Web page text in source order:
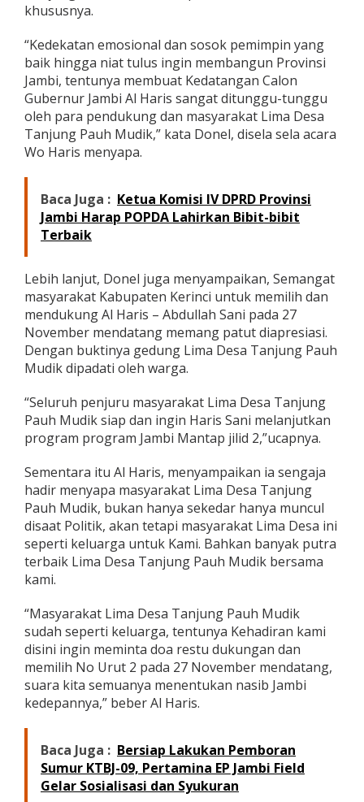
khususnya.
“Kedekatan emosional dan sosok pemimpin yang
baik hingga niat tulus ingin membangun Provinsi
Jambi, tentunya membuat Kedatangan Calon
Gubernur Jambi Al Haris sangat ditunggu-tunggu
oleh para pendukung dan masyarakat Lima Desa
Tanjung Pauh Mudik,” kata Donel, disela sela acara
Wo Haris menyapa.
Baca Juga : Ketua Komisi IV DPRD Provinsi
Jambi Harap POPDA Lahirkan Bibit-bibit
Terbaik
Lebih lanjut, Donel juga menyampaikan, Semangat
masyarakat Kabupaten Kerinci untuk memilih dan
mendukung Al Haris – Abdullah Sani pada 27
November mendatang memang patut diapresiasi.
Dengan buktinya gedung Lima Desa Tanjung Pauh
Mudik dipadati oleh warga.
“Seluruh penjuru masyarakat Lima Desa Tanjung
Pauh Mudik siap dan ingin Haris Sani melanjutkan
program program Jambi Mantap jilid 2,”ucapnya.
Sementara itu Al Haris, menyampaikan ia sengaja
hadir menyapa masyarakat Lima Desa Tanjung
Pauh Mudik, bukan hanya sekedar hanya muncul
disaat Politik, akan tetapi masyarakat Lima Desa ini
seperti keluarga untuk Kami. Bahkan banyak putra
terbaik Lima Desa Tanjung Pauh Mudik bersama
kami.
“Masyarakat Lima Desa Tanjung Pauh Mudik
sudah seperti keluarga, tentunya Kehadiran kami
disini ingin meminta doa restu dukungan dan
memilih No Urut 2 pada 27 November mendatang,
suara kita semuanya menentukan nasib Jambi
kedepannya,” beber Al Haris.
Baca Juga : Bersiap Lakukan Pemboran
Sumur KTBJ-09, Pertamina EP Jambi Field
Gelar Sosialisasi dan Syukuran